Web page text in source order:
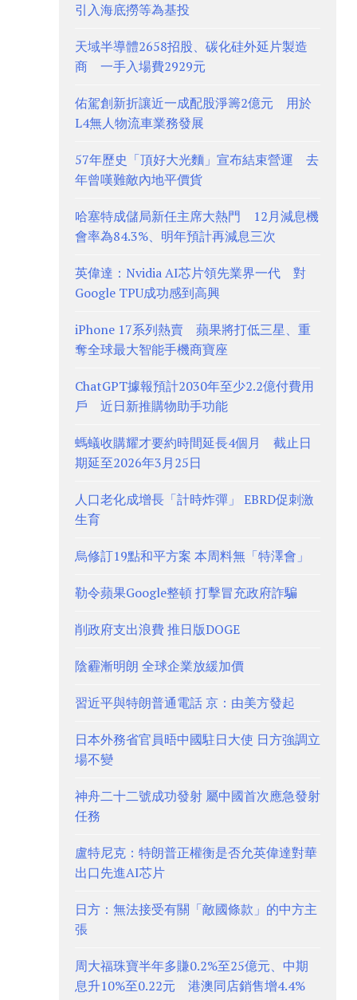
引入海底撈等為基投
天域半導體2658招股、碳化硅外延片製造
商 一手入場費2929元
佑駕創新折讓近一成配股淨籌2億元 用於
L4無人物流車業務發展
57年歷史「頂好大光麵」宣布結束營運 去
年曾嘆難敵內地平價貨
哈塞特成儲局新任主席大熱門 12月減息機
會率為84.3%、明年預計再減息三次
英偉達：Nvidia AI芯片領先業界一代 對
Google TPU成功感到高興
iPhone 17系列熱賣 蘋果將打低三星、重
奪全球最大智能手機商寶座
ChatGPT據報預計2030年至少2.2億付費用
戶 近日新推購物助手功能
螞蟻收購耀才要約時間延長4個月 截止日
期延至2026年3月25日
人口老化成增長「計時炸彈」 EBRD促刺激
生育
烏修訂19點和平方案 本周料無「特澤會」
勒令蘋果Google整頓 打擊冒充政府詐騙
削政府支出浪費 推日版DOGE
陰霾漸明朗 全球企業放緩加價
習近平與特朗普通電話 京：由美方發起
日本外務省官員晤中國駐日大使 日方強調立
場不變
神舟二十二號成功發射 屬中國首次應急發射
任務
盧特尼克：特朗普正權衡是否允英偉達對華
出口先進AI芯片
日方：無法接受有關「敵國條款」的中方主
張
周大福珠寶半年多賺0.2%至25億元、中期
息升10%至0.22元 港澳同店銷售增4.4%